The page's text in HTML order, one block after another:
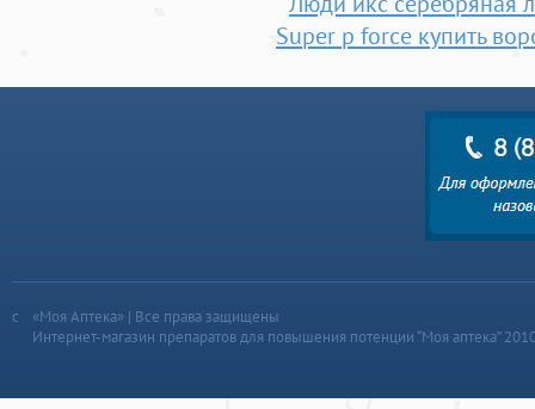
Super p force купить
«Моя Аптека» | Все права защищены
Интернет-магазин препаратов для повышения потенции “Моя аптека”